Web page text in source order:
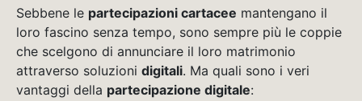
Sebbene le partecipazioni cartacee mantengano il
loro fascino senza tempo, sono sempre più le coppie
che scelgono di annunciare il loro matrimonio
attraverso soluzioni digitali. Ma quali sono i veri
vantaggi della partecipazione digitale: